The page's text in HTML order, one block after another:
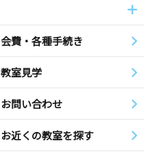
会費・各種手続き
教室見学
お問い合わせ
お近くの教室を探す